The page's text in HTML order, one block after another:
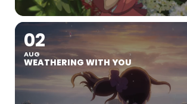
02
AUG
WEATHERING WITH YOU